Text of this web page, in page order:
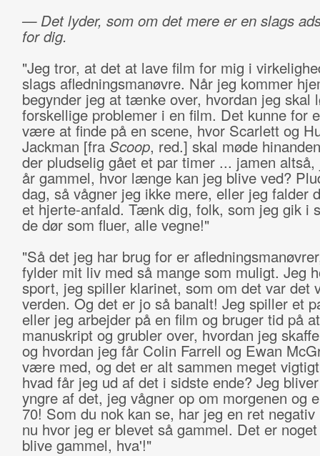
— Det lyder, som om det mere er en slags
for dig.
"Jeg tror, at det at lave film for mig i
slags afledningsmanøvre. Når jeg kommer
begynder jeg at tænke over, hvordan jeg skal
forskellige problemer i en film. Det kunne for
være at finde på en scene, hvor Scarlett og
Jackman [fra Scoop, red.] skal møde
der pludselig gået et par timer ... jamen altså,
år gammel, hvor længe kan jeg blive ved?
dag, så vågner jeg ikke mere, eller jeg falder
et hjerte-anfald. Tænk dig, folk, som jeg gik i
de dør som fluer, alle vegne!"
"Så det jeg har brug for er
fylder mit liv med så mange som muligt. Jeg
sport, jeg spiller klarinet, som om det var det
verden. Og det er jo så banalt! Jeg spiller et
eller jeg arbejder på en film og bruger tid på
manuskript og grubler over, hvordan jeg
og hvordan jeg får Colin Farrell og Ewan
være med, og det er alt sammen meget
hvad får jeg ud af det i sidste ende? Jeg
yngre af det, jeg vågner op om morgenen og
70! Som du nok kan se, har jeg en ret
nu hvor jeg er blevet så gammel. Det er
blive gammel, hva'!"